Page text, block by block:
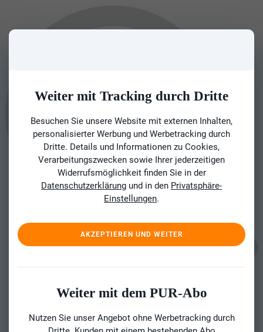
Weiter mit Tracking durch Dritte
Besuchen Sie unsere Website mit externen Inhalten,
personalisierter Werbung und Werbetracking durch
Dritte. Details und Informationen zu Cookies,
Verarbeitungszwecken sowie Ihrer jederzeitigen
Widerrufsmöglichkeit finden Sie in der
Datenschutzerklärung und in den Privatsphäre-
Einstellungen.
AKZEPTIEREN UND WEITER
Weiter mit dem PUR-Abo
Nutzen Sie unser Angebot ohne Werbetracking durch